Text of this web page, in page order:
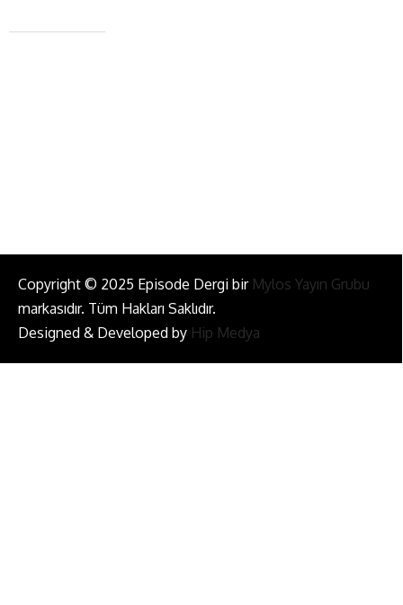
+90 543 345 46 00
Copyright © 2025 Episode Dergi bir Mylos Yayın Grubu
markasıdır. Tüm Hakları Saklıdır.
Designed & Developed by Hip Medya